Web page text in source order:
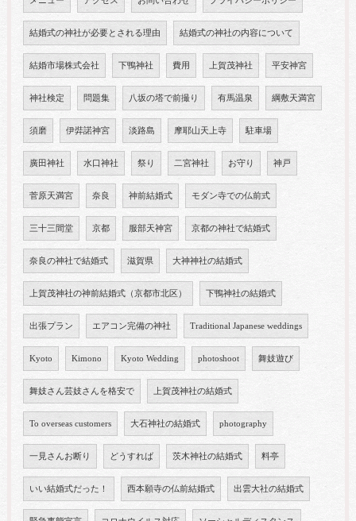
結婚式の神社が必要とされる理由 結婚式の神社の内容について
結婚市場株式会社 下鴨神社 費用 上賀茂神社 平安神宮
神社検定 問題集 八坂の塔で前撮り 有馬温泉 綱敷天満宮
須磨 伊弉諾神宮 淡路島 摩耶山天上寺 駐車場
廣田神社 水口神社 祭り 二宮神社 お守り 神戸
菅原天満宮 奈良 神前結婚式 モダン寺での仏前式
三十三間堂 京都 服部天神宮 京都の神社で結婚式
奈良の神社で結婚式 滋賀県 大神神社の結婚式
上賀茂神社の神前結婚式（京都市北区） 下鴨神社の結婚式
出張プラン エアコン完備の神社 Traditional Japanese weddings
Kyoto Kimono Kyoto Wedding photoshoot 舞妓遊び
舞妓さん芸妓さんを格安で 上賀茂神社の結婚式
To overseas customers 大石神社の結婚式 photography
一見さんお断り どうすれば 茨木神社の結婚式 料亭
いい結婚式だった！ 西本願寺の仏前結婚式 出雲大社の結婚式